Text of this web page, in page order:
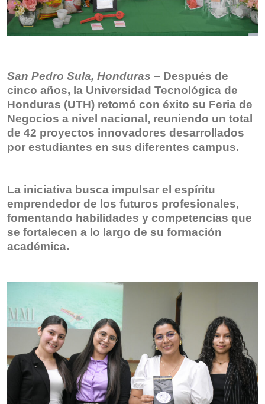
San Pedro Sula, Honduras – Después de
cinco años, la Universidad Tecnológica de
Honduras (UTH) retomó con éxito su Feria de
Negocios a nivel nacional, reuniendo un total
de 42 proyectos innovadores desarrollados
por estudiantes en sus diferentes campus.
La iniciativa busca impulsar el espíritu
emprendedor de los futuros profesionales,
fomentando habilidades y competencias que
se fortalecen a lo largo de su formación
académica.